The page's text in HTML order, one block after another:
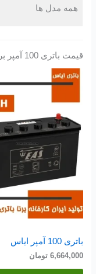
همه مدل ها
قیمت باتری 100 آمپر برنا باتری
باتری 100 آمپر ایاس
6,664,000 تومان